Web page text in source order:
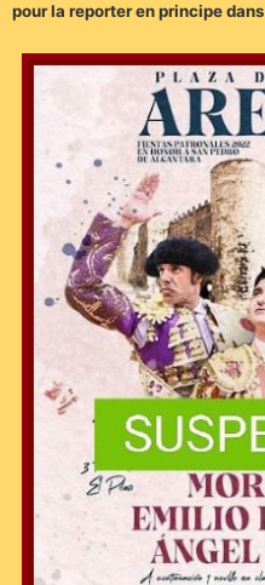
pour la reporter en principe